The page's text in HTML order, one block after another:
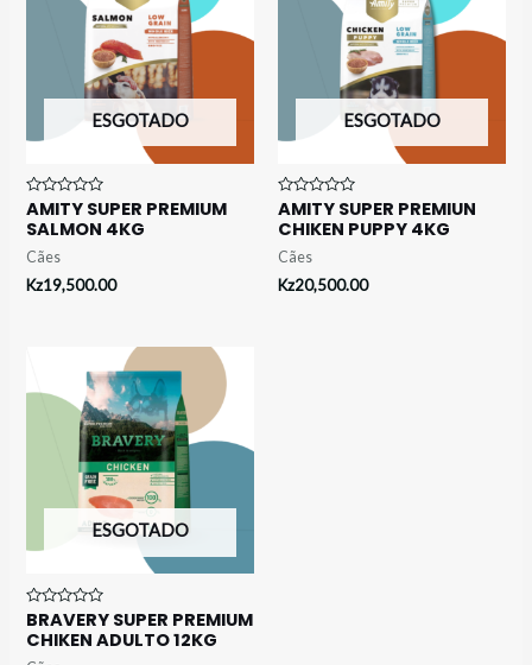
ESGOTADO
Avaliação
0
de
5
AMITY SUPER PREMIUM
SALMON 4KG
Cães
Kz19,500.00
ESGOTADO
Avaliação
0
de
5
AMITY SUPER PREMIUN
CHIKEN PUPPY 4KG
Cães
Kz20,500.00
ESGOTADO
Avaliação
0
de
5
BRAVERY SUPER PREMIUM
CHIKEN ADULTO 12KG